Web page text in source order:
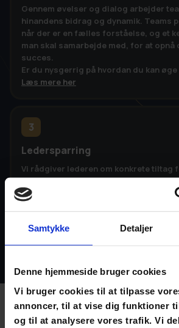
Samtykke Detaljer
Denne hjemmeside bruger cookies
Vi bruger cookies til at tilpasse
annoncer, til at vise dig funktioner
og til at analysere vores trafik. Vi
Gennem øvelser og dialog arbejder
hinandens bidrag og dynamik. Teams
når der er en fælles forståelse, og et
man skal samarbejde med, for at opnå
succes.
Er du nysgerrig på hvordan du kan
Læs mere her
3
Ledersparring
Vi rådgiver lederen om konkrete tiltag
samarbejde og skabe psykologisk
performance skal peake, så skal
iscenesætte både indiver og teamet
Book møde
Resultater I kan